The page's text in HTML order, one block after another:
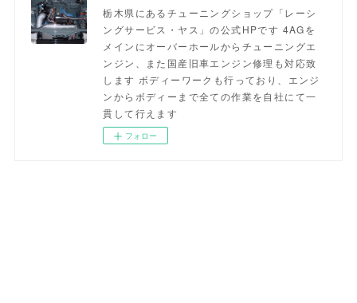
栃木県にあるチューニングショップ「レーシ
ングサービス・ヤス」の公式HPです 4AGを
メインにオーバーホールからチューニングエ
ンジン、また国産旧車エンジン修理も対応致
します ボディーワークも行っており、エンジ
ンからボディーまで全ての作業を自社にて一
貫して行えます
フォロー